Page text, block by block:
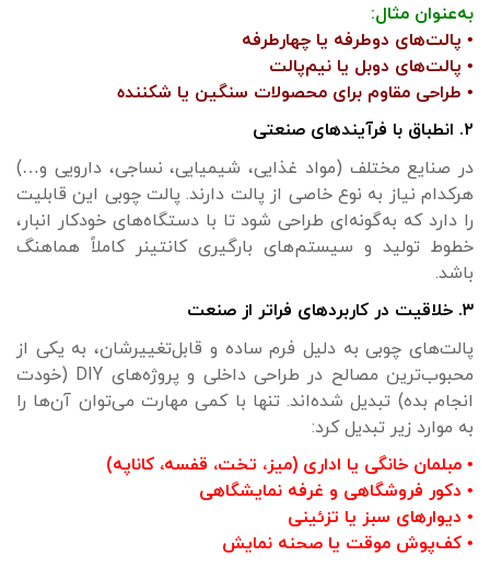
به‌عنوان مثال:
• پالت‌های دوطرفه یا چهارطرفه
• پالت‌های دوبل یا نیم‌پالت
• طراحی مقاوم برای محصولات سنگین یا شکننده
۲. انطباق با فرآیندهای صنعتی
در صنایع مختلف (مواد غذایی، شیمیایی، نساجی، دارویی و…)
هرکدام نیاز به نوع خاصی از پالت دارند. پالت چوبی این قابلیت
را دارد که به‌گونه‌ای طراحی شود تا با دستگاه‌های خودکار انبار،
خطوط تولید و سیستم‌های بارگیری کانتینر کاملاً هماهنگ
باشد.
۳. خلاقیت در کاربردهای فراتر از صنعت
پالت‌های چوبی به دلیل فرم ساده و قابل‌تغییرشان، به یکی از
محبوب‌ترین مصالح در طراحی داخلی و پروژه‌های DIY (خودت
انجام بده) تبدیل شده‌اند. تنها با کمی مهارت می‌توان آن‌ها را
به موارد زیر تبدیل کرد:
• مبلمان خانگی یا اداری (میز، تخت، قفسه، کاناپه)
• دکور فروشگاهی و غرفه نمایشگاهی
• دیوارهای سبز یا تزئینی
• کف‌پوش موقت یا صحنه نمایش